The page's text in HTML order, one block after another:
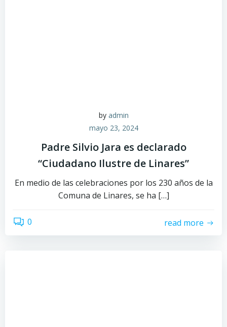
by admin
mayo 23, 2024
Padre Silvio Jara es declarado
“Ciudadano Ilustre de Linares”
En medio de las celebraciones por los 230 años de la
Comuna de Linares, se ha […]
0 read more